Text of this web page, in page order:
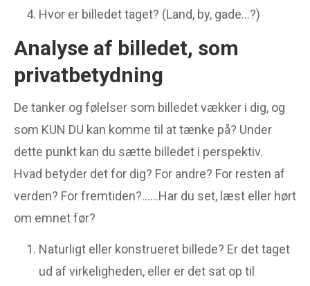
Hvor er billedet taget? (Land, by, gade…?)
Analyse af billedet, som
privatbetydning
De tanker og følelser som billedet vækker i dig, og
som KUN DU kan komme til at tænke på? Under
dette punkt kan du sætte billedet i perspektiv.
Hvad betyder det for dig? For andre? For resten af
verden? For fremtiden?……Har du set, læst eller hørt
om emnet før?
Naturligt eller konstrueret billede? Er det taget
ud af virkeligheden, eller er det sat op til